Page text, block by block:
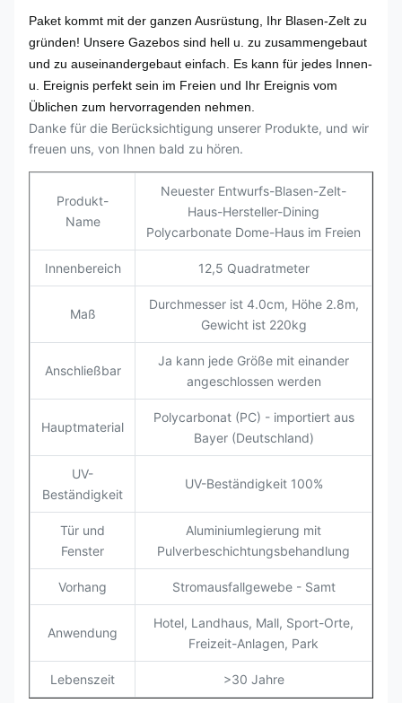
Paket kommt mit der ganzen Ausrüstung, Ihr Blasen-Zelt zu
gründen! Unsere Gazebos sind hell u. zu zusammengebaut
und zu auseinandergebaut einfach.
Es kann für jedes Innen-
u. Ereignis perfekt sein im Freien und Ihr Ereignis vom
Üblichen zum hervorragenden nehmen.
Danke für die Berücksichtigung unserer Produkte, und wir
freuen uns, von Ihnen bald zu hören.
Produkt-
Name
Neuester Entwurfs-Blasen-Zelt-
Haus-Hersteller-Dining
Polycarbonate Dome-Haus im Freien
Innenbereich 12,5 Quadratmeter
Maß
Durchmesser ist 4.0cm, Höhe 2.8m,
Gewicht ist 220kg
Anschließbar
Ja kann jede Größe mit einander
angeschlossen werden
Hauptmaterial
Polycarbonat (PC) - importiert aus
Bayer (Deutschland)
UV-
Beständigkeit
UV-Beständigkeit 100%
Tür und
Fenster
Aluminiumlegierung mit
Pulverbeschichtungsbehandlung
Vorhang Stromausfallgewebe - Samt
Anwendung
Hotel, Landhaus, Mall, Sport-Orte,
Freizeit-Anlagen, Park
Lebenszeit >30 Jahre